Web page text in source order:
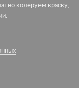
колеруем краску,